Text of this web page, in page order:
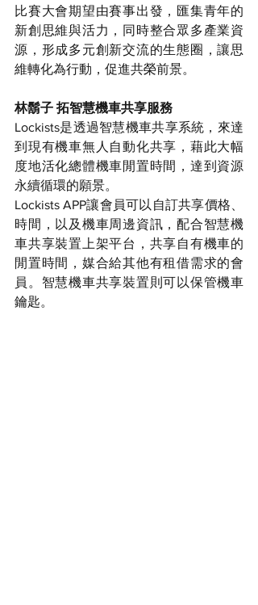
比賽大會期望由賽事出發，匯集青年的
新創思維與活力，同時整合眾多產業資
源，形成多元創新交流的生態圈，讓思
維轉化為行動，促進共榮前景。
林鬍子 拓智慧機車共享服務
Lockists是透過智慧機車共享系統，來達
到現有機車無人自動化共享，藉此大幅
度地活化總體機車閒置時間，達到資源
永續循環的願景。
Lockists APP讓會員可以自訂共享價格、
時間，以及機車周邊資訊，配合智慧機
車共享裝置上架平台，共享自有機車的
閒置時間，媒合給其他有租借需求的會
員。智慧機車共享裝置則可以保管機車
鑰匙。